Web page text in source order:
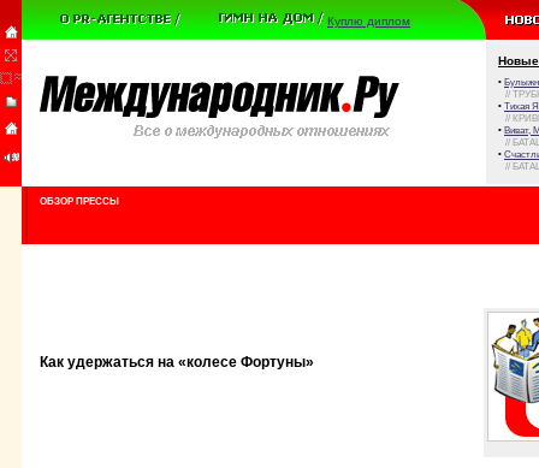
Куплю диплом
Новые
•
//
• Тихая
//
• Виват,
//
•
//
ОБЗОР ПРЕССЫ
Как удержаться на «колесе Фортуны»